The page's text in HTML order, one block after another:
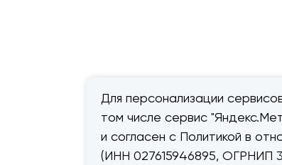
Для персонализации
том числе сервис
и согласен с Политикой в
(ИНН 027615946895, ОГРНИП
© 2026 — «Дачник».Правовая
информация